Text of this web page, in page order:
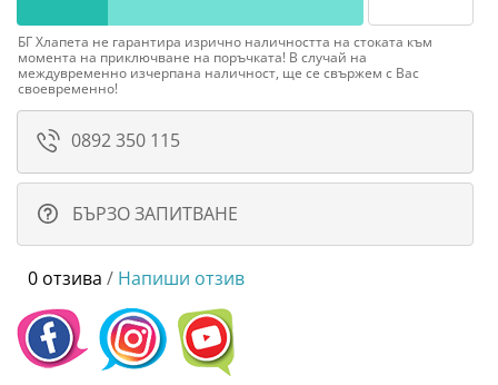
БГ Хлапета не гарантира изрично наличността на стоката към
момента на приключване на поръчката! В случай на
междувременно изчерпана наличност, ще се свържем с Вас
своевременно!
0892 350 115
БЪРЗО ЗАПИТВАНЕ
0 отзива / Напиши отзив